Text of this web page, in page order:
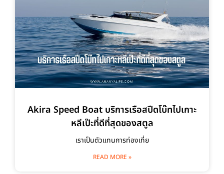
Akira Speed Boat บริการเรือสปีดโบ๊ทไปเกาะ
หลีเป๊ะที่ดีที่สุดของสตูล
เราเป็นตัวแทนการท่องเที่ย
READ MORE »